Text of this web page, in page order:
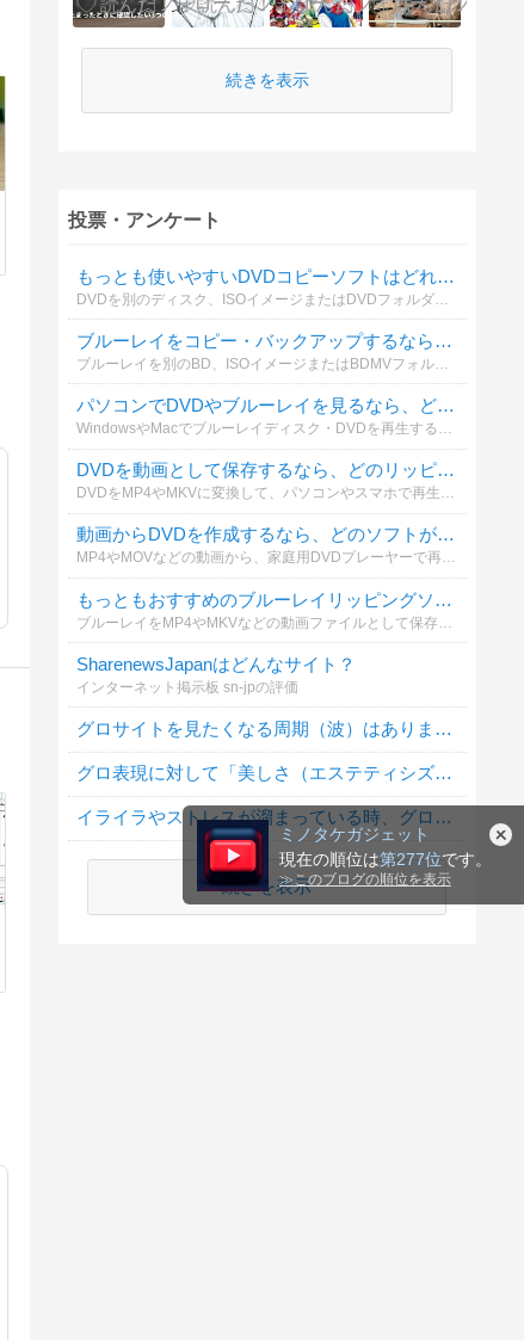
ミノタケガジェット
現在の順位は第277位です。
≫ このブログの順位を表示
続きを表示
投票・アンケート
もっとも使いやすいDVDコピーソフトはどれですか？
ブルーレイをコピー・バックアップするなら、どのソフトがおすすめですか？
ブルーレイを別のBD、ISOイメージまたはBDMVフォルダーとして保存する際、実際に利用しているソフトを教えてください。
パソコンでDVDやブルーレイを見るなら、どの再生ソフトがおすすめですか？
WindowsやMacでブルーレイディスク・DVDを再生する際、普段使っているソフトを教えてください。再生の安定性、画質、操作性などを基準に選んでください。
DVDを動画として保存するなら、どのリッピングソフトがおすすめですか？
DVDをMP4やMKVに変換して、パソコンやスマホで再生する場合に使っているソフトを教えてください。無料・有料を問わず投票できます。
動画からDVDを作成するなら、どのソフトが一番おすすめですか？
MP4やMOVなどの動画から、家庭用DVDプレーヤーで再生できるDVDを作成する場合に使っているソフトを教えてください。メニュー作成や字幕追加などの使いやすさも含めて選べます。
もっともおすすめのブルーレイリッピングソフトは何ですか？
SharenewsJapanはどんなサイト？
インターネット掲示板 sn-jpの評価
グロサイトを見たくなる周期（波）はありますか？
グロ表現に対して「美しさ（エステティシズム）」を感じることはありますか？
イライラやストレスが溜まっている時、グロサイトを見たくなる？
続きを表示